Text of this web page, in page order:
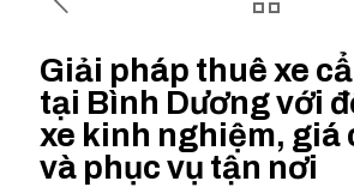
Giải pháp thuê xe
tại Bình Dương với
xe kinh nghiệm, giá
và phục vụ tận nơi